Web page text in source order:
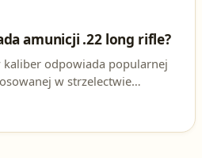
amunicji .22 long rifle?
odpowiada popularnej
w strzelectwie